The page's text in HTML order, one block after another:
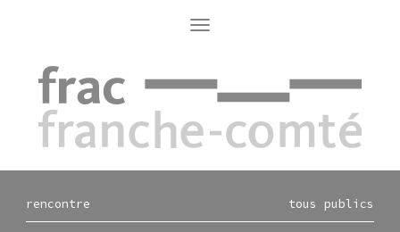
Toggle
navigation
rencontre tous publics